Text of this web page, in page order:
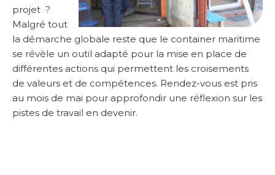
projet ?
Malgré tout
la démarche globale reste que le container maritime
se révèle un outil adapté pour la mise en place de
différentes actions qui permettent les croisements
de valeurs et de compétences. Rendez-vous est pris
au mois de mai pour approfondir une réflexion sur les
pistes de travail en devenir.